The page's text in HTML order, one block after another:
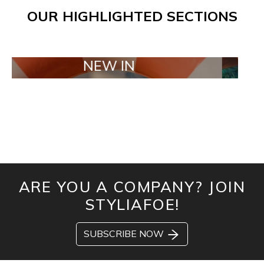
OUR HIGHLIGHTED SECTIONS
NEW IN
ARE YOU A COMPANY? JOIN
STYLIAFOE!
SUBSCRIBE NOW